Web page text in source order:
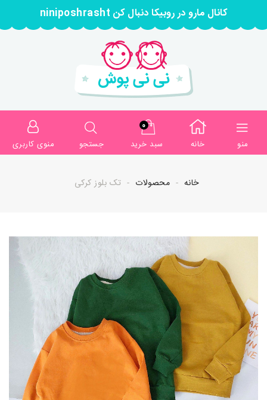
کانال مارو در روبیکا دنبال کن niniposhrasht
منو خانه
0
سبد خرید
جستجو منوی کاربری
خانه محصولات تک بلوز کرکی